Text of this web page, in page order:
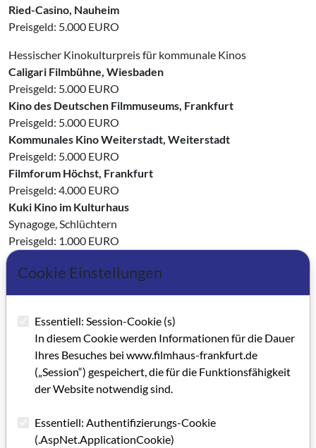
Ried-Casino, Nauheim
Preisgeld: 5.000 EURO
Hessischer Kinokulturpreis für kommunale Kinos
Caligari Filmbühne, Wiesbaden
Preisgeld: 5.000 EURO
Kino des Deutschen Filmmuseums, Frankfurt
Preisgeld: 5.000 EURO
Kommunales Kino Weiterstadt, Weiterstadt
Preisgeld: 5.000 EURO
Filmforum Höchst, Frankfurt
Preisgeld: 4.000 EURO
Kuki Kino im Kulturhaus
Synagoge, Schlüchtern
Preisgeld: 1.000 EURO
Jury Hessischer Kinokulturpreis
Steffen Heinke, Michael Jurich, Robert Mallick, Heide
Ehrenpreis des Ministerpräsidenten
Internationaler Literaturfilmpreis
Roberto Saviano und Matteo Garrone für »Gomorrha -
Preisgeld: 10.000 EURO
Cookie Einstellungen
Essentiell: Session-Cookie (s)
In diesem Cookie werden Informationen für die Dauer
Ihres Besuches bei www.filmhaus-frankfurt.de
(„Session“) gespeichert, die für die Funktionsfähigkeit
der Website notwendig sind.
Essentiell: Authentifizierungs-Cookie
(.AspNet.ApplicationCookie)